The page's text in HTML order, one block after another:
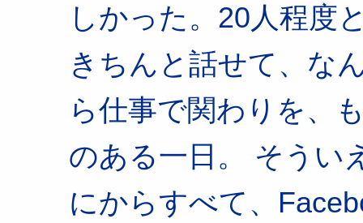
しかった。20人程度
きちんと話せて、な
ら仕事で関わりを、
のある一日。 そうい
にからすべて、